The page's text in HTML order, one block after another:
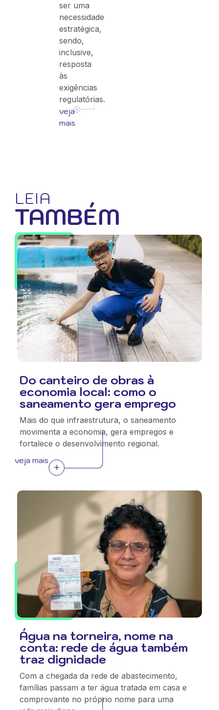
ser uma
necessidade
estratégica,
sendo,
inclusive,
resposta
às
exigências
regulatórias.
veja
mais
LEIA
TAMBÉM
Do canteiro de obras à
economia local: como o
saneamento gera emprego
Mais do que infraestrutura, o saneamento
movimenta a economia, gera empregos e
fortalece o desenvolvimento regional.
veja mais
Água na torneira, nome na
conta: rede de água também
traz dignidade
Com a chegada da rede de abastecimento,
famílias passam a ter água tratada em casa e
comprovante no próprio nome para uma